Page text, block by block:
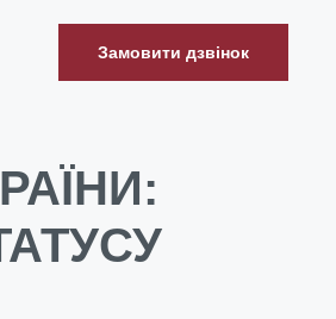
Замовити дзвінок